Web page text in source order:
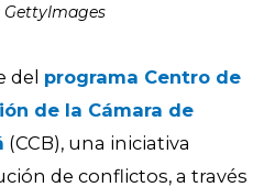
GettyImages
del programa Centro de
de la Cámara de
(CCB), una iniciativa
de conflictos, a través